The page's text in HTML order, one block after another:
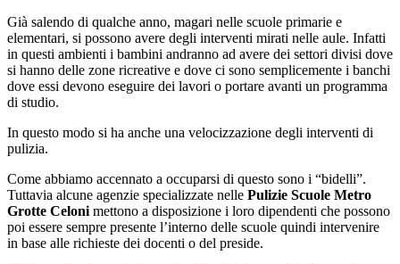
Già salendo di qualche anno, magari nelle scuole primarie e
elementari, si possono avere degli interventi mirati nelle aule. Infatti
in questi ambienti i bambini andranno ad avere dei settori divisi dove
si hanno delle zone ricreative e dove ci sono semplicemente i banchi
dove essi devono eseguire dei lavori o portare avanti un programma
di studio.
In questo modo si ha anche una velocizzazione degli interventi di
pulizia.
Come abbiamo accennato a occuparsi di questo sono i “bidelli”.
Tuttavia alcune agenzie specializzate nelle Pulizie Scuole Metro
Grotte Celoni mettono a disposizione i loro dipendenti che possono
poi essere sempre presente l’interno delle scuole quindi intervenire
in base alle richieste dei docenti o del preside.